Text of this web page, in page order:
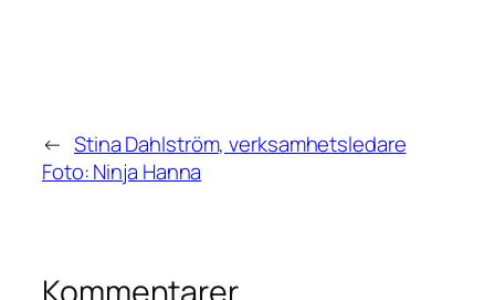
← Stina Dahlström, verksamhetsledare
Foto: Ninja Hanna
Kommentarer